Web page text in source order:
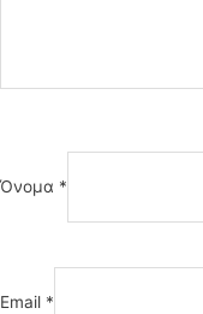
Όνομα *
Email *